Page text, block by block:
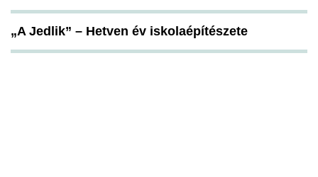
„A Jedlik” – Hetven év iskolaépítészete